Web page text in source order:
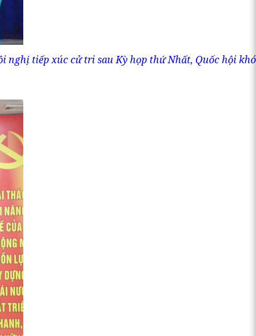
tiếp xúc cử tri sau Kỳ họp thứ Nhất, Quốc hội